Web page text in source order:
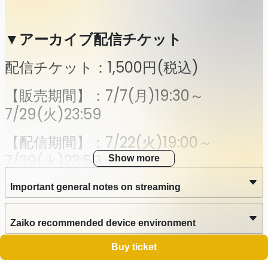
▼アーカイブ配信チケット
配信チケット：1,500円(税込)
【販売期間】：7/7(月)19:30～
7/29(火)23:59
【配信期間】：7/22(火)19:00～
7/29(火)23:59
Show more
Important general notes on streaming
Zaiko recommended device environment
Zaiko recommended network communication
Buy ticket